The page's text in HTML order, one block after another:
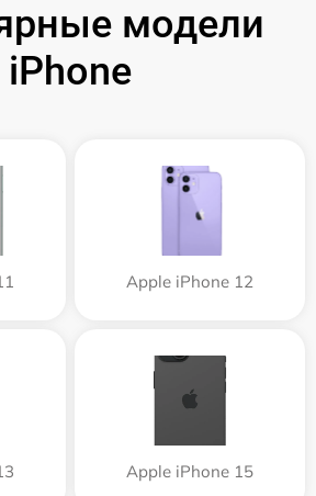
модели
iPhone
Apple iPhone 12
Apple iPhone 15